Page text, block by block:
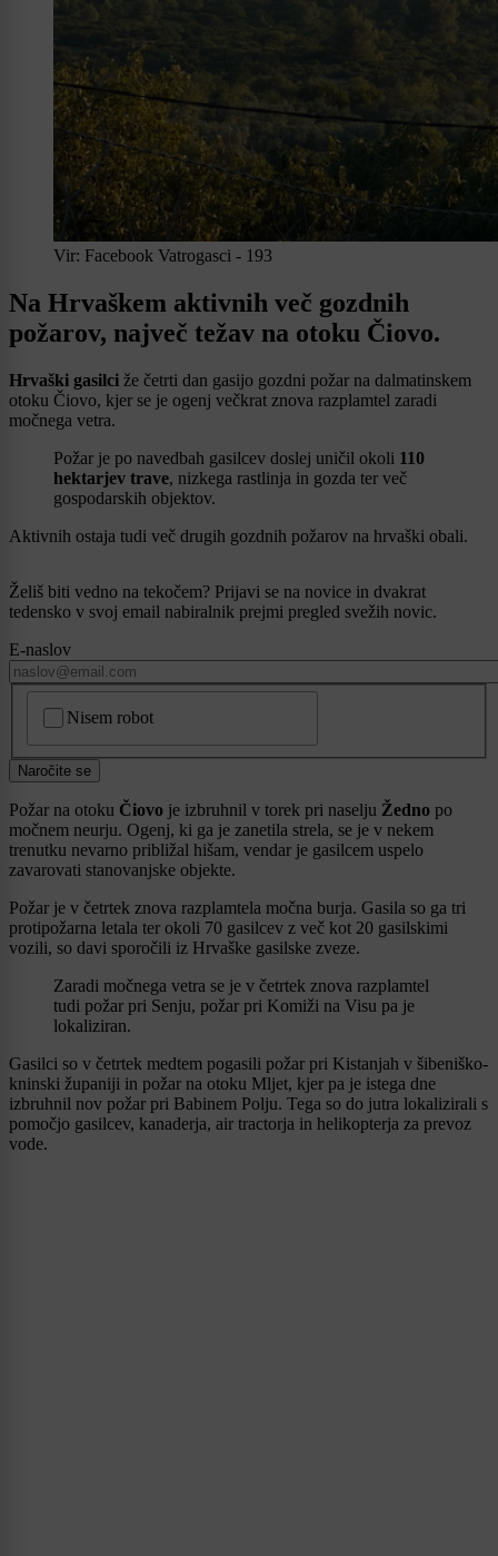
Vir: Facebook Vatrogasci - 193
Na Hrvaškem aktivnih več gozdnih
požarov, največ težav na otoku Čiovo.
Hrvaški gasilci že četrti dan gasijo gozdni požar na dalmatinskem
otoku Čiovo, kjer se je ogenj večkrat znova razplamtel zaradi
močnega vetra.
Požar je po navedbah gasilcev doslej uničil okoli 110
hektarjev trave, nizkega rastlinja in gozda ter več
gospodarskih objektov.
Aktivnih ostaja tudi več drugih gozdnih požarov na hrvaški obali.
Želiš biti vedno na tekočem? Prijavi se na novice in dvakrat
tedensko v svoj email nabiralnik prejmi pregled svežih novic.
E-naslov
Nisem robot
Naročite se
Požar na otoku Čiovo je izbruhnil v torek pri naselju Žedno po
močnem neurju. Ogenj, ki ga je zanetila strela, se je v nekem
trenutku nevarno približal hišam, vendar je gasilcem uspelo
zavarovati stanovanjske objekte.
Požar je v četrtek znova razplamtela močna burja. Gasila so ga tri
protipožarna letala ter okoli 70 gasilcev z več kot 20 gasilskimi
vozili, so davi sporočili iz Hrvaške gasilske zveze.
Zaradi močnega vetra se je v četrtek znova razplamtel
tudi požar pri Senju, požar pri Komiži na Visu pa je
lokaliziran.
Gasilci so v četrtek medtem pogasili požar pri Kistanjah v šibeniško-
kninski županiji in požar na otoku Mljet, kjer pa je istega dne
izbruhnil nov požar pri Babinem Polju. Tega so do jutra lokalizirali s
pomočjo gasilcev, kanaderja, air tractorja in helikopterja za prevoz
vode.